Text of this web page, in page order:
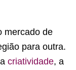
mercado de
para outra.
criatividade, a